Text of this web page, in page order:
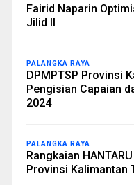
Fairid Naparin
Jilid II
PALANGKA RAYA
DPMPTSP Provinsi
Pengisian Capaian
2024
PALANGKA RAYA
Rangkaian
Provinsi Kalimantan